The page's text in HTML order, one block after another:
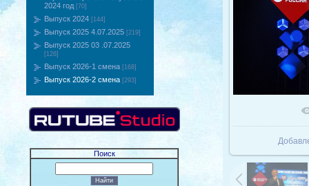
2024 год [70]
Выпуск 2024 [144]
Выпуск 2025 4.07.2025 [219]
Выпуск 2025 03 .07.2025
[126]
Выпуск 2026-1 смена [168]
Выпуск 2026-2 смена [293]
Поиск
В